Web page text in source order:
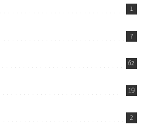
1
7
62
19
2